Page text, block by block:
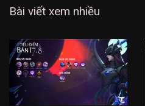
Bài viết xem nhiều